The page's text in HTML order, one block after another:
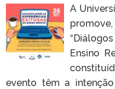
A
Ensino
evento têm a